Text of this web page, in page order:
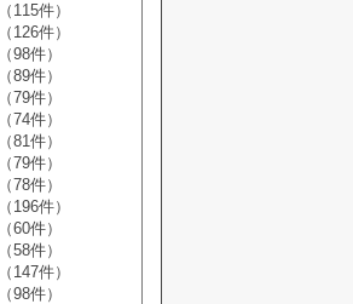
（115件）
（126件）
（98件）
（89件）
（79件）
（74件）
（81件）
（79件）
（78件）
（196件）
（60件）
（58件）
（147件）
（98件）